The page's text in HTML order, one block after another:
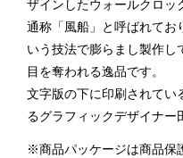
ザインしたウォールクロッ
通称「風船」と呼ばれてお
いう技法で膨らまし製作し
目を奪われる逸品です。
文字版の下に印刷されてい
るグラフィックデザイナー
※商品パッケージは商品保